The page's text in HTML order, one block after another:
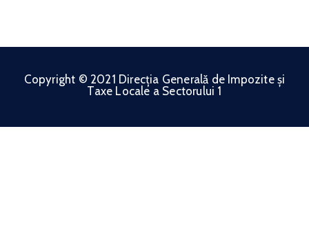
Copyright © 2021 Direcția Generală de Impozite și
Taxe Locale a Sectorului 1